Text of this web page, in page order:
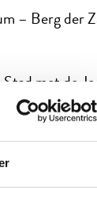
– Berg der
met de
-
–
–